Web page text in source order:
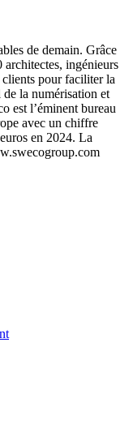
de demain. Grâce
architectes, ingénieurs
clients pour faciliter la
la numérisation et
est l’éminent bureau
avec un chiffre
en 2024. La